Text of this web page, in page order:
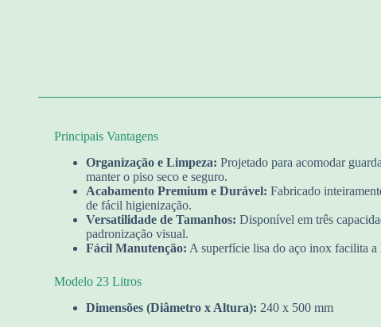
Principais Vantagens
Organização e Limpeza: Projetado para acomodar
manter o piso seco e seguro.
Acabamento Premium e Durável: Fabricado
de fácil higienização.
Versatilidade de Tamanhos: Disponível em três
padronização visual.
Fácil Manutenção: A superfície lisa do aço inox facilita a
Modelo 23 Litros
Dimensões (Diâmetro x Altura): 240 x 500 mm